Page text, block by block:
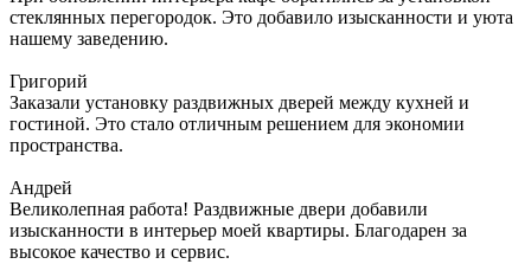
стеклянных перегородок. Это добавило изысканности и уюта
нашему заведению.
Григорий
Заказали установку раздвижных дверей между кухней и
гостиной. Это стало отличным решением для экономии
пространства.
Андрей
Великолепная работа! Раздвижные двери добавили
изысканности в интерьер моей квартиры. Благодарен за
высокое качество и сервис.